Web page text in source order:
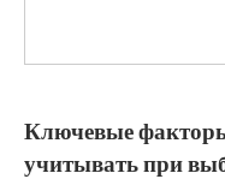
Ключевые
учитывать при